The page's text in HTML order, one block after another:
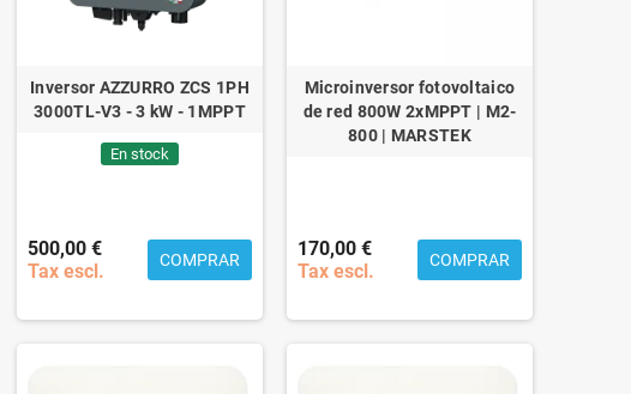
Inversor AZZURRO ZCS 1PH
3000TL-V3 - 3 kW - 1MPPT
En stock
500,00 €
Tax escl.
COMPRAR
Microinversor fotovoltaico
de red 800W 2xMPPT | M2-
800 | MARSTEK
170,00 €
Tax escl.
COMPRAR